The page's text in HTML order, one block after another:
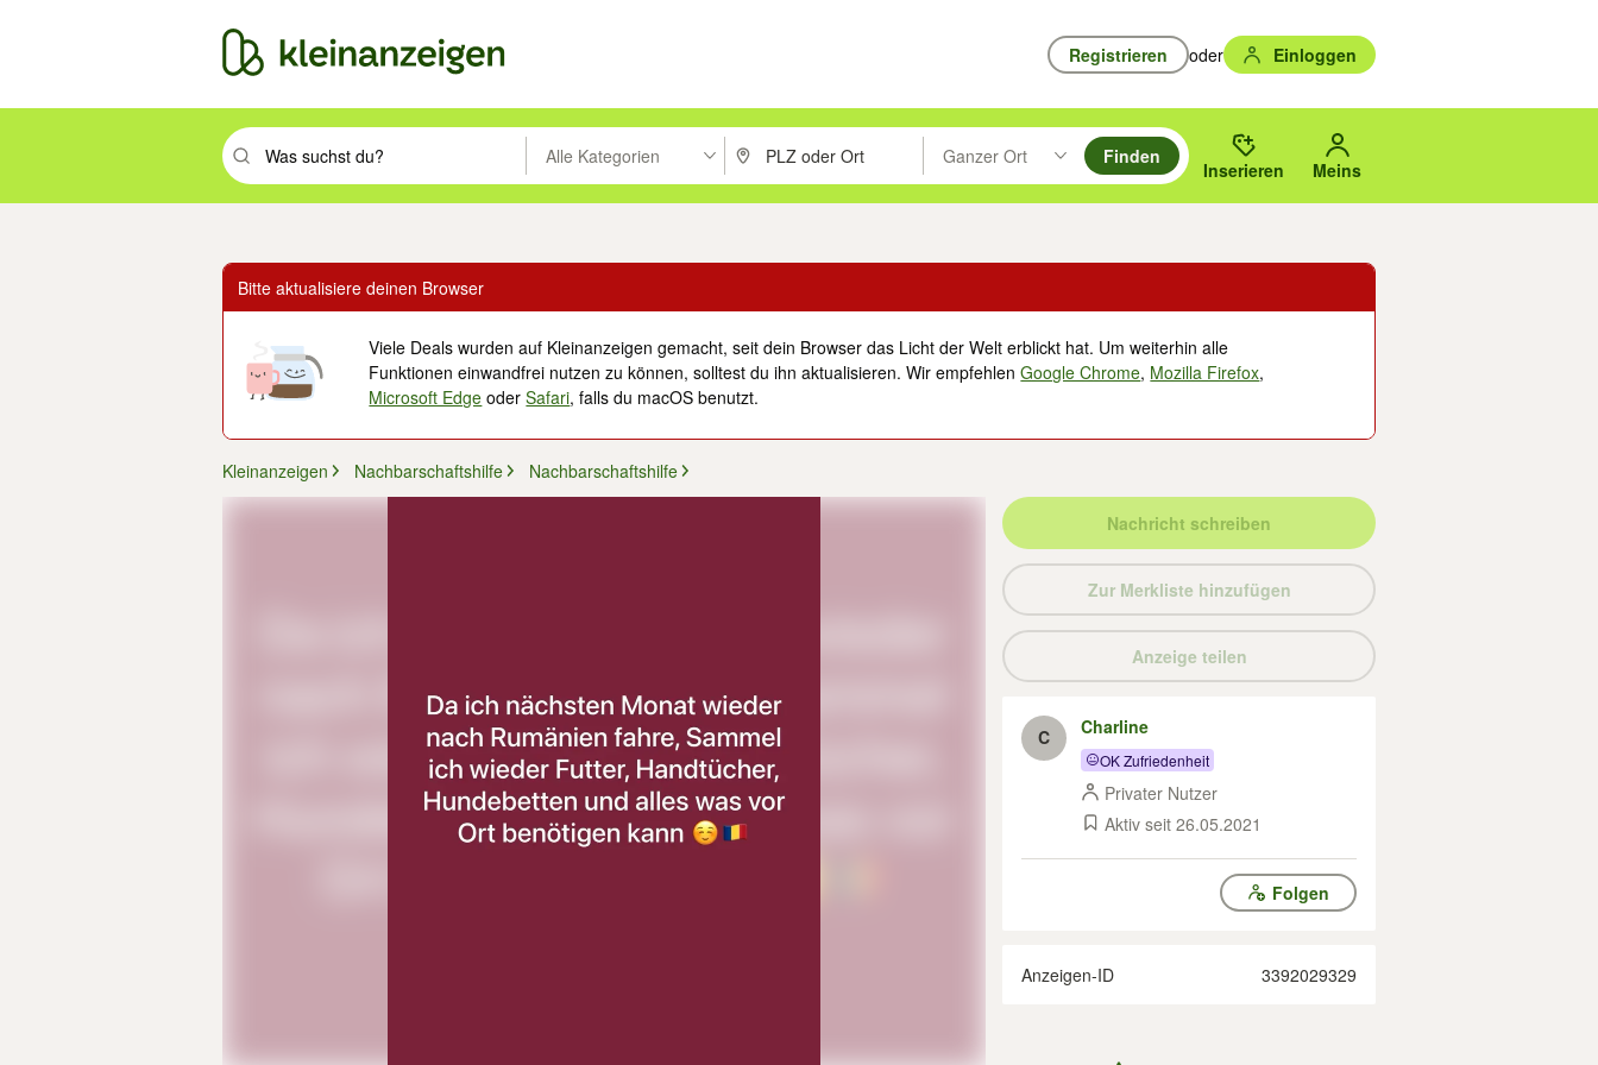
Registrieren oder Einloggen
Suchbegriff eingeben. Eingabetaste drücken um zu suchen, oder Vorschläge mit den Pfeiltasten nach oben/unten durchsuchen und mit Eingabetaste auswählen.
Alle Kategorien PLZ oder Ort eingeben. Eingabetaste drücken um zu suchen, oder Vorschläge mit den Pfeiltasten nach oben/
Ganzer Ort
Suche im Umkreis des gewählten Orts oder PLZ.
Finden
Inserieren Meins
Bitte aktualisiere deinen Browser
Viele Deals wurden auf Kleinanzeigen gemacht, seit dein Browser das Licht der Welt erblickt hat. Um weiterhin alle
Funktionen einwandfrei nutzen zu können, solltest du ihn aktualisieren. Wir empfehlenGoogle Chrome, Mozilla Firefox,
Microsoft Edge oderSafari, falls du macOS benutzt.
Kleinanzeigen Nachbarschaftshilfe Nachbarschaftshilfe
Nachricht schreiben
Zur Merkliste hinzufügen
Anzeige teilen
C Charline
OK Zufriedenheit
Privater Nutzer
Aktiv seit 26.05.2021
Folgen
Anzeigen-ID 3392029329